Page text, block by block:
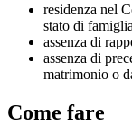
residenza nel
stato di
assenza di
assenza di
matrimonio o
Come fare